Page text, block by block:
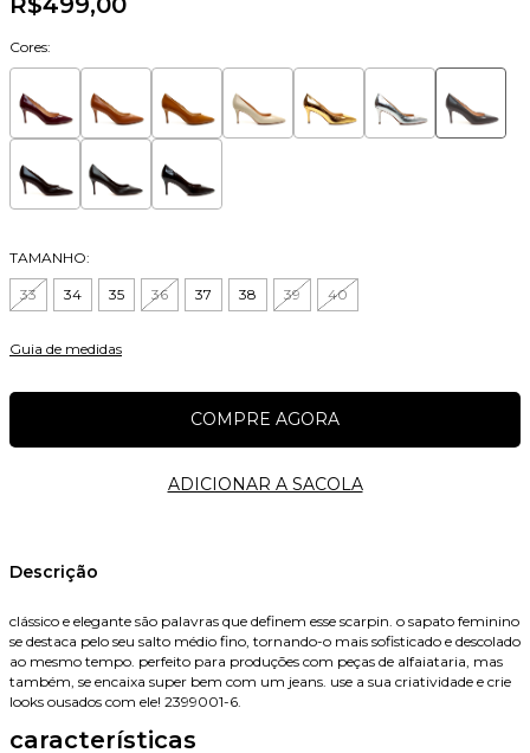
Cores:
TAMANHO:
33 34 35 36 37 38 39 40
Guia de medidas
Descrição
clássico e elegante são palavras que definem esse scarpin. o sapato feminino
se destaca pelo seu salto médio fino, tornando-o mais sofisticado e descolado
ao mesmo tempo. perfeito para produções com peças de alfaiataria, mas
também, se encaixa super bem com um jeans. use a sua criatividade e crie
looks ousados com ele! 2399001-6.
características